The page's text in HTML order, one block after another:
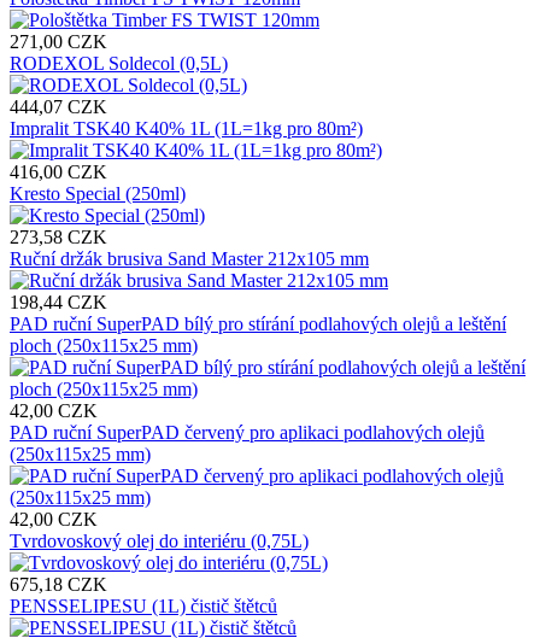
271,00 CZK
RODEXOL Soldecol (0,5L)
444,07 CZK
Impralit TSK40 K40% 1L (1L=1kg pro 80m²)
416,00 CZK
Kresto Special (250ml)
273,58 CZK
Ruční držák brusiva Sand Master 212x105 mm
198,44 CZK
PAD ruční SuperPAD bílý pro stírání podlahových olejů a leštění
ploch (250x115x25 mm)
42,00 CZK
PAD ruční SuperPAD červený pro aplikaci podlahových olejů
(250x115x25 mm)
42,00 CZK
Tvrdovoskový olej do interiéru (0,75L)
675,18 CZK
PENSSELIPESU (1L) čistič štětců